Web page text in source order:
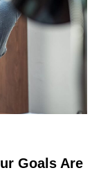
Goals Are